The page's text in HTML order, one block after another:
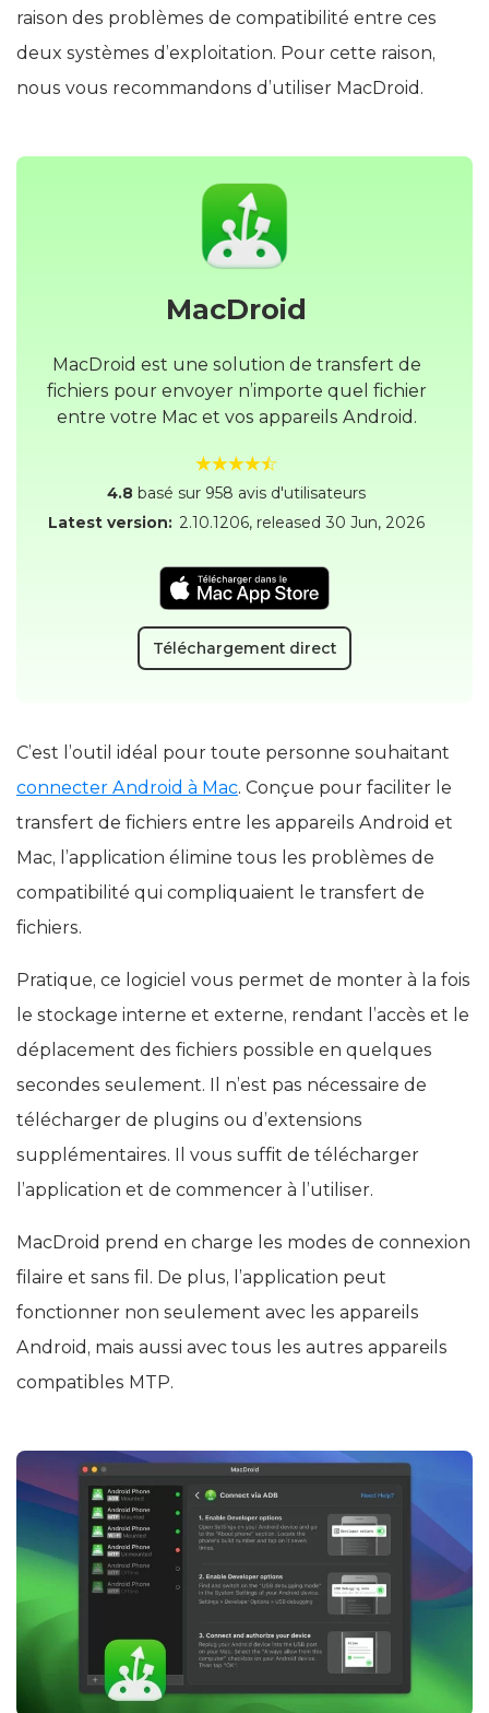
raison des problèmes de compatibilité entre ces
deux systèmes d’exploitation. Pour cette raison,
nous vous recommandons d’utiliser MacDroid.
MacDroid
MacDroid est une solution de transfert de
fichiers pour envoyer n’importe quel fichier
entre votre Mac et vos appareils Android.
4.8 basé sur 958 avis d'utilisateurs
Latest version: 2.10.1206, released 30 Jun, 2026
Téléchargement direct
C’est l’outil idéal pour toute personne souhaitant
connecter Android à Mac. Conçue pour faciliter le
transfert de fichiers entre les appareils Android et
Mac, l’application élimine tous les problèmes de
compatibilité qui compliquaient le transfert de
fichiers.
Pratique, ce logiciel vous permet de monter à la fois
le stockage interne et externe, rendant l’accès et le
déplacement des fichiers possible en quelques
secondes seulement. Il n’est pas nécessaire de
télécharger de plugins ou d’extensions
supplémentaires. Il vous suffit de télécharger
l’application et de commencer à l’utiliser.
MacDroid prend en charge les modes de connexion
filaire et sans fil. De plus, l’application peut
fonctionner non seulement avec les appareils
Android, mais aussi avec tous les autres appareils
compatibles MTP.